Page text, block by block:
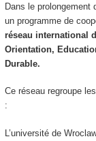
Dans le prolongement
un programme de
réseau international
Orientation,
Durable.
Ce réseau regroupe
:
L’université de